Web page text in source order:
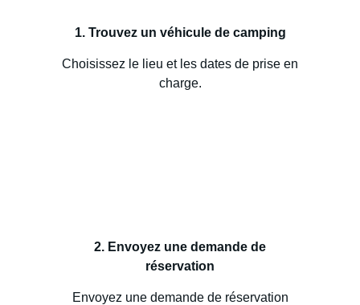
1. Trouvez un véhicule de camping
Choisissez le lieu et les dates de prise en
charge.
2. Envoyez une demande de
réservation
Envoyez une demande de réservation